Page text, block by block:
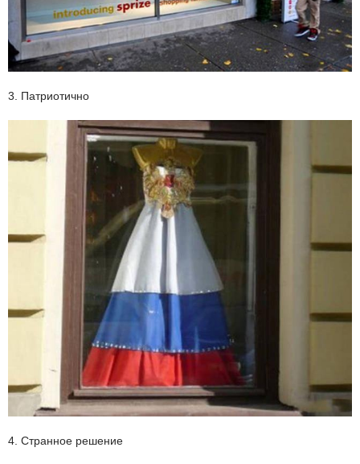
3. Патриотично
4. Странное решение